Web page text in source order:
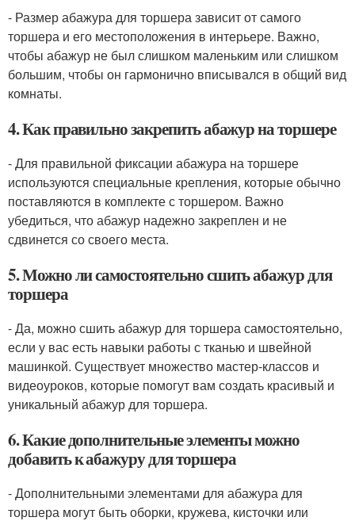
- Размер абажура для торшера зависит от самого
торшера и его местоположения в интерьере. Важно,
чтобы абажур не был слишком маленьким или слишком
большим, чтобы он гармонично вписывался в общий вид
комнаты.
4. Как правильно закрепить абажур на торшере
- Для правильной фиксации абажура на торшере
используются специальные крепления, которые обычно
поставляются в комплекте с торшером. Важно
убедиться, что абажур надежно закреплен и не
сдвинется со своего места.
5. Можно ли самостоятельно сшить абажур для
торшера
- Да, можно сшить абажур для торшера самостоятельно,
если у вас есть навыки работы с тканью и швейной
машинкой. Существует множество мастер-классов и
видеоуроков, которые помогут вам создать красивый и
уникальный абажур для торшера.
6. Какие дополнительные элементы можно
добавить к абажуру для торшера
- Дополнительными элементами для абажура для
торшера могут быть оборки, кружева, кисточки или